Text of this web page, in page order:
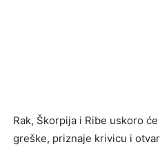
Rak, Škorpija i Ribe uskoro
greške, priznaje krivicu i